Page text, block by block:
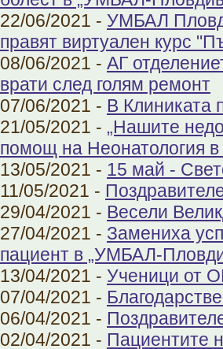
22/06/2021 - УМБАЛ
правят виртуален курс
08/06/2021 - АГ
врати след голям ремонт
07/06/2021 - В Клиниката
21/05/2021 - „Нашите
помощ на Неонатология
13/05/2021 - 15 май -
11/05/2021 -
29/04/2021 - Весели
27/04/2021 - Замениха
пациент в „УМБАЛ-
13/04/2021 - Ученици от
07/04/2021 -
06/04/2021 -
02/04/2021 - Пациентите